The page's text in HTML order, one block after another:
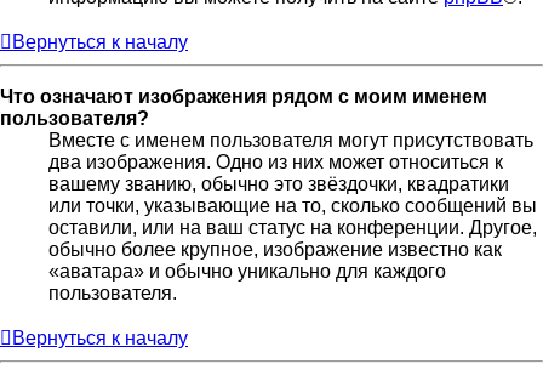
Вернуться к началу
Что означают изображения рядом с моим именем
пользователя?
Вместе с именем пользователя могут присутствовать
два изображения. Одно из них может относиться к
вашему званию, обычно это звёздочки, квадратики
или точки, указывающие на то, сколько сообщений вы
оставили, или на ваш статус на конференции. Другое,
обычно более крупное, изображение известно как
«аватара» и обычно уникально для каждого
пользователя.
Вернуться к началу